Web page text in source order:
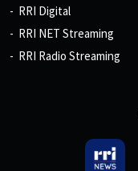
RRI Digital
RRI NET Streaming
RRI Radio Streaming